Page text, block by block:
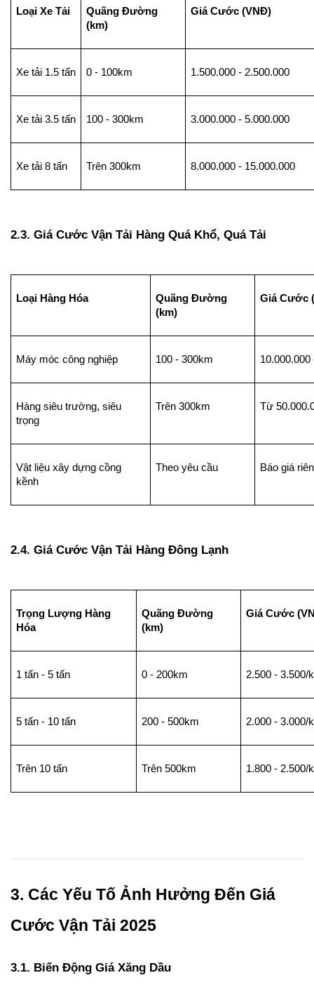
Loại Xe Tải
Quãng Đường
(km)
Giá Cước (VNĐ)
Xe tải 1.5 tấn 0 - 100km 1.500.000 - 2.500.000
Xe tải 3.5 tấn 100 - 300km 3.000.000 - 5.000.000
Xe tải 8 tấn Trên 300km 8.000.000 - 15.000.000
2.3. Giá Cước Vận Tải Hàng Quá Khổ, Quá Tải
Loại Hàng Hóa
Quãng Đường
(km)
Giá Cước
Máy móc công nghiệp 100 - 300km 10.000.000
Hàng siêu trường, siêu
trọng
Trên 300km Từ
Vật liệu xây dựng cồng
kềnh
Theo yêu cầu Báo giá
2.4. Giá Cước Vận Tải Hàng Đông Lạnh
Trọng Lượng Hàng
Hóa
Quãng Đường
(km)
Giá Cước
1 tấn - 5 tấn 0 - 200km 2.500 - 3.500/
5 tấn - 10 tấn 200 - 500km 2.000 - 3.000/
Trên 10 tấn Trên 500km 1.800 - 2.500/
3. Các Yếu Tố Ảnh Hưởng Đến Giá
Cước Vận Tải 2025
3.1. Biến Động Giá Xăng Dầu